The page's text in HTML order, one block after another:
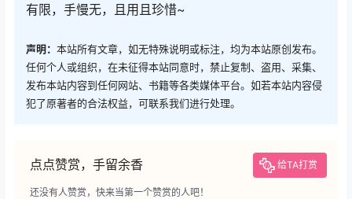
有限，手慢无，且用且珍惜~
声明： 本站所有文章，如无特殊说明或标注，均为本站原创发布。
任何个人或组织，在未征得本站同意时，禁止复制、盗用、采集、
发布本站内容到任何网站、书籍等各类媒体平台。如若本站内容侵
犯了原著者的合法权益，可联系我们进行处理。
点点赞赏，手留余香 给TA打赏
还没有人赞赏，快来当第一个赞赏的人吧！